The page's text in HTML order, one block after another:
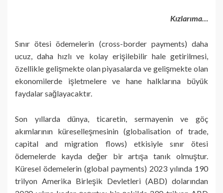
Kızlarıma…
Sınır ötesi ödemelerin (cross-border payments) daha
ucuz, daha hızlı ve kolay erişilebilir hale getirilmesi,
özellikle gelişmekte olan piyasalarda ve gelişmekte olan
ekonomilerde işletmelere ve hane halklarına büyük
faydalar sağlayacaktır.
Son yıllarda dünya, ticaretin, sermayenin ve göç
akımlarının küreselleşmesinin (globalisation of trade,
capital and migration flows) etkisiyle sınır ötesi
ödemelerde kayda değer bir artışa tanık olmuştur.
Küresel ödemelerin (global payments) 2023 yılında 190
trilyon Amerika Birleşik Devletleri (ABD) dolarından